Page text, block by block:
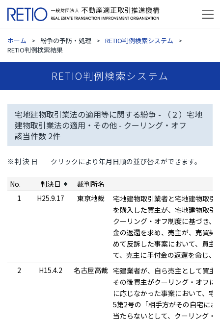
ホーム 紛争の予防・処理
RETIO判例検索システム
RETIO判例検索結果
RETIO判例検索システム
宅地建物取引業法の適用等に関する紛争 - （２）宅地
建物取引業法の適用・その他 - クーリング・オフ
該当件数 2件
※判 決 日 クリックにより年月日順の並び替えができます。
No. 判決日
裁判所名
1
H25.9.17 東京地裁
宅地建物取引業者と宅地建物取
を購入した買主が、宅地建物取
クーリング・オフ制度に基づき
金の返還を求め、売主が、売買
めて反訴した事案において、買
て、売主に手付金の返還を命じ、
2
H15.4.2 名古屋高裁 宅建業者が、自ら売主として買
その後買主がクーリング・オフ
に応じなかった事案において、
5第2号の「相手方がその自宅に
当たらないとして、クーリング